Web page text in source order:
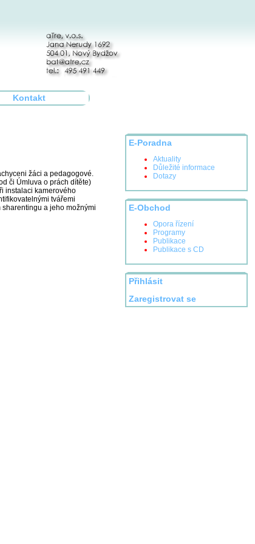
Kontakt
E-Poradna
Aktuality
Důležité informace
Dotazy
E-Obchod
Opora řízení
Programy
Publikace
Publikace s CD
Přihlásit
Zaregistrovat se
žáci a pedagogové.
či Úmluva o prách dítěte)
instalaci kamerového
tvářemi
a jeho možnými